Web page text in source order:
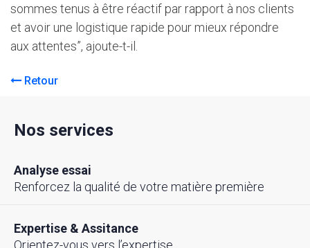
sommes tenus à être réactif par rapport à nos clients
et avoir une logistique rapide pour mieux répondre
aux attentes”, ajoute-t-il.
Retour
Nos services
Analyse essai
Renforcez la qualité de votre matière première
Expertise & Assitance
Orientez-vous vers l’expertise